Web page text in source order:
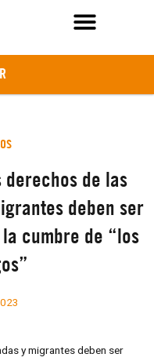
derechos de las
deben ser
cumbre de “los
y migrantes deben ser